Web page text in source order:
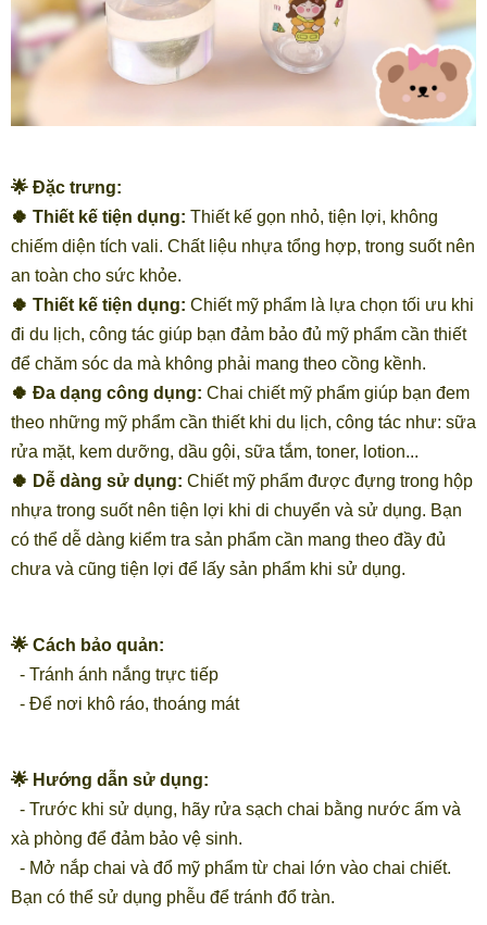
🌟 Đặc trưng:
🍀 Thiết kế tiện dụng: Thiết kế gọn nhỏ, tiện lợi, không
chiếm diện tích vali. Chất liệu nhựa tổng hợp, trong suốt nên
an toàn cho sức khỏe.
🍀 Thiết kế tiện dụng: Chiết mỹ phẩm là lựa chọn tối ưu khi
đi du lịch, công tác giúp bạn đảm bảo đủ mỹ phẩm cần thiết
để chăm sóc da mà không phải mang theo cồng kềnh.
🍀 Đa dạng công dụng: Chai chiết mỹ phẩm giúp bạn đem
theo những mỹ phẩm cần thiết khi du lịch, công tác như: sữa
rửa mặt, kem dưỡng, dầu gội, sữa tắm, toner, lotion...
🍀 Dễ dàng sử dụng: Chiết mỹ phẩm được đựng trong hộp
nhựa trong suốt nên tiện lợi khi di chuyển và sử dụng. Bạn
có thể dễ dàng kiểm tra sản phẩm cần mang theo đầy đủ
chưa và cũng tiện lợi để lấy sản phẩm khi sử dụng.
🌟 Cách bảo quản:
- Tránh ánh nắng trực tiếp
- Để nơi khô ráo, thoáng mát
🌟 Hướng dẫn sử dụng:
- Trước khi sử dụng, hãy rửa sạch chai bằng nước ấm và
xà phòng để đảm bảo vệ sinh.
- Mở nắp chai và đổ mỹ phẩm từ chai lớn vào chai chiết.
Bạn có thể sử dụng phễu để tránh đổ tràn.